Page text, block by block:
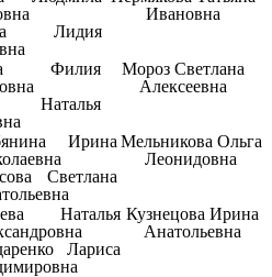
Лидия
Ивановна
Филия
Наталья
Мороз Светлана
Алексеевна
Ирина
Светлана
Мельникова Ольга
Леонидовна
Наталья
Лариса
Кузнецова Ирина
Анатольевна